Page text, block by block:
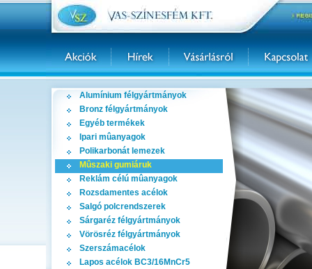
Alumínium félgyártmányok
Bronz félgyártmányok
Egyéb termékek
Ipari mûanyagok
Polikarbonát lemezek
Mûszaki gumiáruk
Reklám célú mûanyagok
Rozsdamentes acélok
Salgó polcrendszerek
Sárgaréz félgyártmányok
Vörösréz félgyártmányok
Szerszámacélok
Lapos acélok BC3/16MnCr5